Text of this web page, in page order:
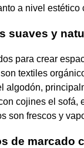
a nivel estético
suaves y
para crear
textiles
algodón,
cojines el sofá,
son frescos y
de marcado